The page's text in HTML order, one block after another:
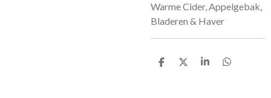
Warme Cider, Appelgebak,
Bladeren & Haver
D
D
S
D